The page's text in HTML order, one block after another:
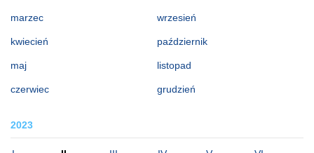
marzec
kwiecień
maj
czerwiec
wrzesień
październik
listopad
grudzień
2023